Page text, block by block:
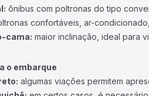
ônibus com poltronas do tipo
confortáveis, ar-
cama: maior inclinação, ideal para
o embarque
algumas viações permitem